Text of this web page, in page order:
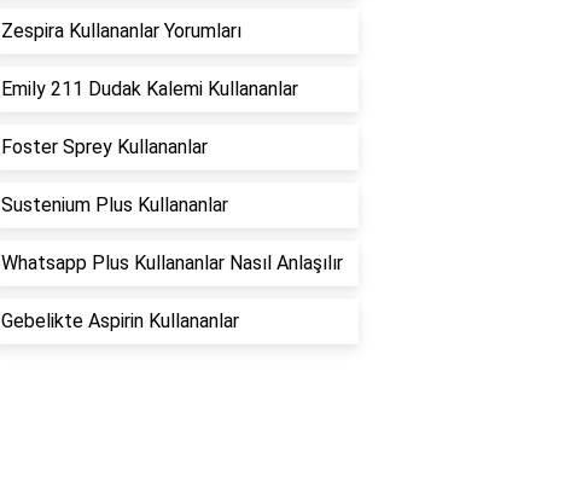
Zespira Kullananlar Yorumları
Emily 211 Dudak Kalemi Kullananlar
Foster Sprey Kullananlar
Sustenium Plus Kullananlar
Whatsapp Plus Kullananlar Nasıl Anlaşılır
Gebelikte Aspirin Kullananlar